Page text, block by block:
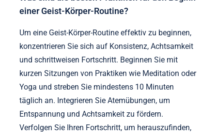
Bio-Hacking-Routine verbessert das allgemeine
Achtsamkeitsmeditation, um die Konzentration zu
verbessern und Stress zu reduzieren. Üben Sie
anschließend Yoga oder Tai Chi, um Flexibilität und
Körperbewusstsein zu fördern. Regelmäßige
Atemarbeitssitzungen können den Sauerstofffluss
optimieren und Entspannung fördern. Verfolgen Sie
schließlich den Fortschritt und passen Sie die
Praktiken basierend auf persönlichem Feedback an,